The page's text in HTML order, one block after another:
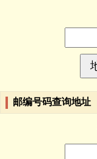
邮编号码查询地址